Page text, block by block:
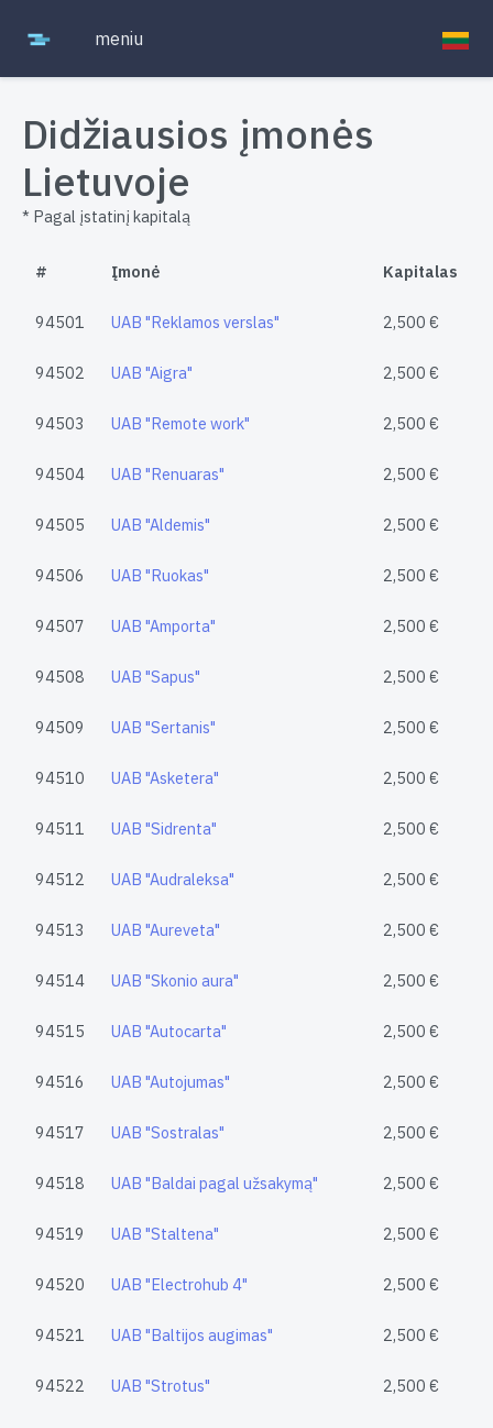
meniu
Didžiausios įmonės
Lietuvoje
* Pagal įstatinį kapitalą
# Įmonė Kapitalas
94501 UAB "Reklamos verslas" 2,500 €
94502 UAB "Aigra" 2,500 €
94503 UAB "Remote work" 2,500 €
94504 UAB "Renuaras" 2,500 €
94505 UAB "Aldemis" 2,500 €
94506 UAB "Ruokas" 2,500 €
94507 UAB "Amporta" 2,500 €
94508 UAB "Sapus" 2,500 €
94509 UAB "Sertanis" 2,500 €
94510 UAB "Asketera" 2,500 €
94511 UAB "Sidrenta" 2,500 €
94512 UAB "Audraleksa" 2,500 €
94513 UAB "Aureveta" 2,500 €
94514 UAB "Skonio aura" 2,500 €
94515 UAB "Autocarta" 2,500 €
94516 UAB "Autojumas" 2,500 €
94517 UAB "Sostralas" 2,500 €
94518 UAB "Baldai pagal užsakymą" 2,500 €
94519 UAB "Staltena" 2,500 €
94520 UAB "Electrohub 4" 2,500 €
94521 UAB "Baltijos augimas" 2,500 €
94522 UAB "Strotus" 2,500 €